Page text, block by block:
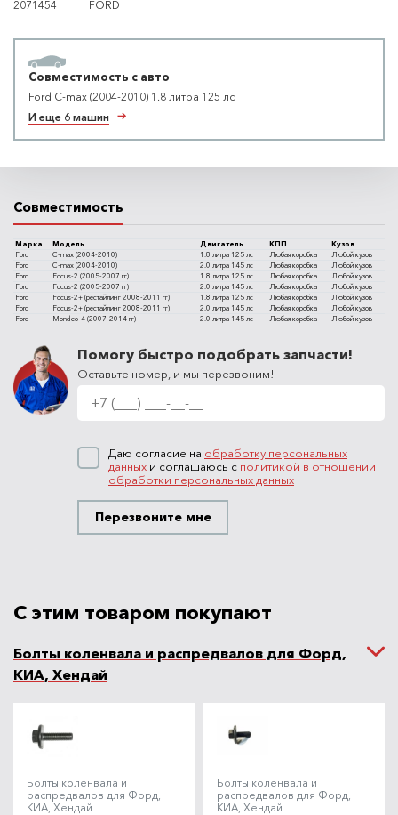
2071454
FORD
Совместимость с авто
Ford C-max (2004-2010) 1.8 литра 125 лс
И еще 6 машин
Совместимость
Марка Модель Двигатель КПП
Кузов
Ford
C-max (2004-2010) 1.8 литра 125 лс Любая коробка
Любой кузов
Ford
C-max (2004-2010) 2.0 литра 145 лс Любая коробка
Любой кузов
Ford
Focus-2 (2005-2007 гг) 1.8 литра 125 лс Любая коробка
Любой кузов
Ford
Focus-2 (2005-2007 гг) 2.0 литра 145 лс Любая коробка
Любой кузов
Ford
Focus-2+ (рестайлинг 2008-2011 гг) 1.8 литра 125 лс Любая коробка
Любой кузов
Ford
Focus-2+ (рестайлинг 2008-2011 гг) 2.0 литра 145 лс Любая коробка
Любой кузов
Ford
Mondeo-4 (2007-2014 гг) 2.0 литра 145 лс Любая коробка Любой кузов
Помогу быстро подобрать запчасти!
Оставьте номер, и мы перезвоним!
Даю согласие на обработку персональных
данных и соглашаюсь с политикой в отношении
обработки персональных данных
Перезвоните мне
С этим товаром покупают
Болты коленвала и распредвалов для Форд,
КИА, Хендай
Болты коленвала и
распредвалов для Форд,
КИА, Хендай
Болты коленвала и
распредвалов для Форд,
КИА, Хендай